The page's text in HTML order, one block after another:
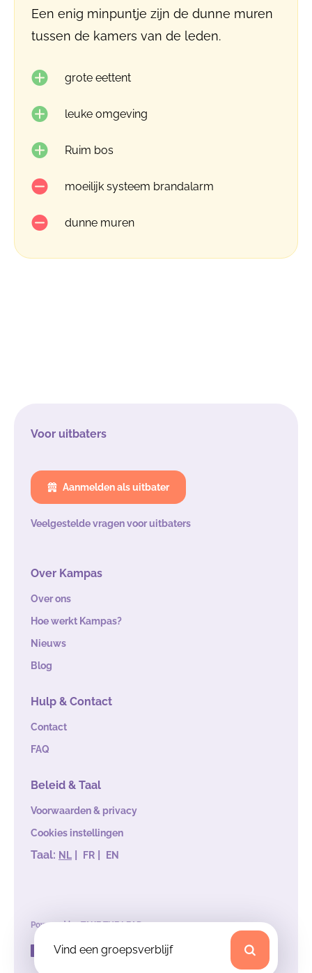
Vind een groepsverblijf
Een enig minpuntje zijn de dunne muren
tussen de kamers van de leden.
grote eettent
leuke omgeving
Ruim bos
moeilijk systeem brandalarm
dunne muren
Voor uitbaters
Aanmelden als uitbater
Veelgestelde vragen voor uitbaters
Over Kampas
Over ons
Hoe werkt Kampas?
Nieuws
Blog
Hulp & Contact
Contact
FAQ
Beleid & Taal
Voorwaarden & privacy
Cookies instellingen
Taal: NL | FR | EN
Powered byTAKE THE LEAD